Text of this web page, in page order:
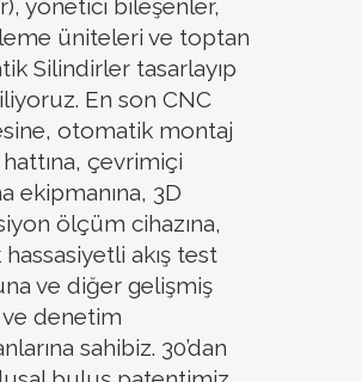
yönetici bileşenler,
üniteleri ve toptan
Silindirler tasarlayıp
En son CNC
otomatik montaj
çevrimiçi
ekipmanına, 3D
ölçüm cihazına,
akış test
ve diğer gelişmiş
denetim
sahibiz. 30’dan